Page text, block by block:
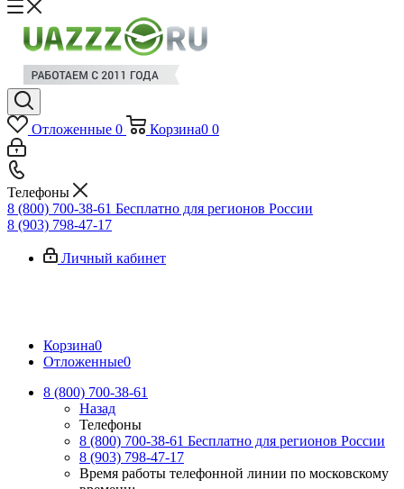
Отложенные 0 Корзина0 0
Телефоны
8 (800) 700-38-61 Бесплатно для регионов России
8 (903) 798-47-17
Личный кабинет
Корзина0
Отложенные0
8 (800) 700-38-61
Назад
Телефоны
8 (800) 700-38-61 Бесплатно для регионов России
8 (903) 798-47-17
Время работы телефонной линии по московскому